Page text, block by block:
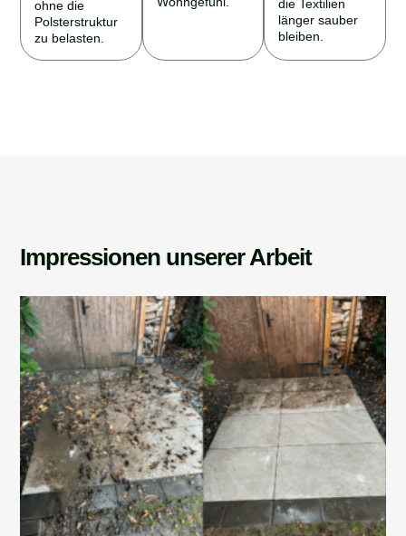
Polsterstruktur
zu belasten.
länger sauber
bleiben.
Impressionen unserer Arbeit